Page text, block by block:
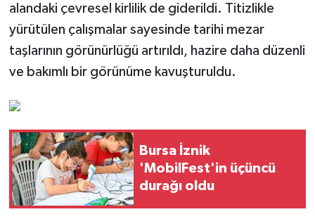
alandaki çevresel kirlilik de giderildi. Titizlikle
yürütülen çalışmalar sayesinde tarihi mezar
taşlarının görünürlüğü artırıldı, hazire daha düzenli
ve bakımlı bir görünüme kavuşturuldu.
Bursa İznik
'MobilFest'in üçüncü
durağı oldu